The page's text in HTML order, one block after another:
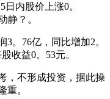
日内股价上涨0。
静？。
76亿，同比增加2。
收益0。53元。
不形成投资，据此操
重。